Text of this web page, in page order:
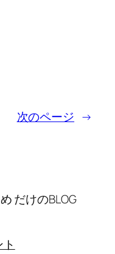
次のページ →
だけのBLOG